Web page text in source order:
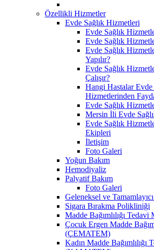
Özellikli Hizmetler
Evde Sağlık Hizmetleri
Evde Sağlık
Evde Sağlık
Evde Sağlık
Yapılır?
Evde Sağlık
Çalışır?
Hangi Hastalar Evde
Hizmetlerinden
Evde Sağlık
Mersin İli Evde
Evde Sağlık
Ekipleri
İletişim
Foto Galeri
Yoğun Bakım
Hemodiyaliz
Palyatif Bakım
Foto Galeri
Geleneksel ve
Sigara Bırakma Polikliniği
Madde Bağımlılığı
Çocuk Ergen Madde
(ÇEMATEM)
Kadın Madde Bağımlılığı